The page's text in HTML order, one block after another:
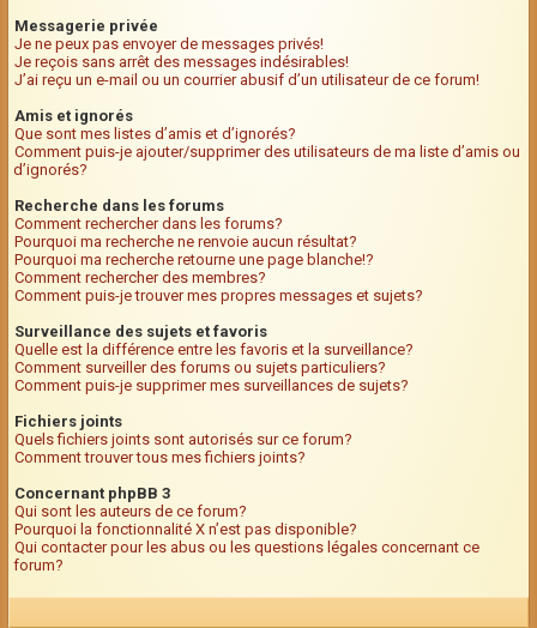
Messagerie privée
Je ne peux pas envoyer de messages privés!
Je reçois sans arrêt des messages indésirables!
J’ai reçu un e-mail ou un courrier abusif d’un utilisateur de ce forum!
Amis et ignorés
Que sont mes listes d’amis et d’ignorés?
Comment puis-je ajouter/supprimer des utilisateurs de ma liste d’amis ou
d’ignorés?
Recherche dans les forums
Comment rechercher dans les forums?
Pourquoi ma recherche ne renvoie aucun résultat?
Pourquoi ma recherche retourne une page blanche!?
Comment rechercher des membres?
Comment puis-je trouver mes propres messages et sujets?
Surveillance des sujets et favoris
Quelle est la différence entre les favoris et la surveillance?
Comment surveiller des forums ou sujets particuliers?
Comment puis-je supprimer mes surveillances de sujets?
Fichiers joints
Quels fichiers joints sont autorisés sur ce forum?
Comment trouver tous mes fichiers joints?
Concernant phpBB 3
Qui sont les auteurs de ce forum?
Pourquoi la fonctionnalité X n’est pas disponible?
Qui contacter pour les abus ou les questions légales concernant ce
forum?